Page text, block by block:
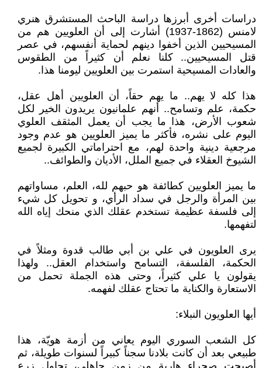
دراسات أخرى أبرزها دراسة الباحث المستشرق هنري
لامنس (1862-1937) أشارت إلى أن العلويين هم من
المسيحيين الذين أخفوا دينهم لحماية أنفسهم، في عصر
قتل المسيحيين.. كلنا نعلم أن كثيراً من الطقوس
والعادات المسيحية استمرت بين العلويين ليومنا هذا.
هذا كله لا يهم.. ما يهم حقاً، أن العلويين أهل عقل،
حكمة، علم وتسامح.. أنهم علمانيون يريدون الخير لكل
شعوب الأرض، هذا ما يجب أن يعمل المثقف العلوي
اليوم على نشره، فأكثر ما يميز العلويين هو عدم وجود
مرجعية دينية واحدة لهم، مع احتراماتي الكبيرة لجميع
الشيوخ العقلاء في جميع الملل، الأديان والطوائف..
ما يميز العلويين كطائفة هو حبهم لله، العلم، مساواتهم
بين المرأة والرجل في سداد الرأي، و تحويل كل شيء
إلى فلسفة عظيمة تستخدم عقلك الذي منحك إياه الله
لتفهمها.
يرى العلويون في علي بن أبي طالب قدوة ومثلاً في
الحكمة، الفلسفة، التسامح واستخدام العقل.. ولهذا
يقولون يا علي كثيراً، وحتى هذه الجملة تحمل من
الاستعارة والكناية ما تحتاج عقلك لفهمه.
أيها العلويون النبلاء:
كل الشعب السوري اليوم يعاني من أزمة هويّة، هذا
طبيعي بعد أن كانت بلادنا سجناً كبيراً لسنوات طويلة، ثم